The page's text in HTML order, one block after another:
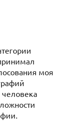
моя
человека